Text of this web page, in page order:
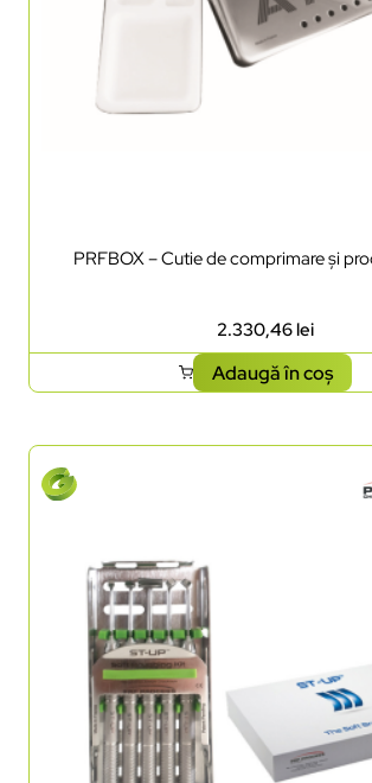
PRFBOX – Cutie de comprimare și
2.330,46lei
Adaugă în coș